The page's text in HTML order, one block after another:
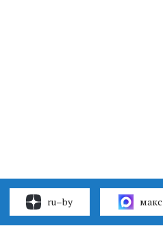
ru–by макс